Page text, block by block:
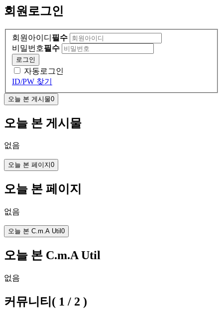
회원 로그인
회원아이디 필수
비밀번호필수
로그인
자동로그인
ID/PW 찾기
오늘 본 게시물0
오늘 본 게시물
없음
오늘 본 페이지0
오늘 본 페이지
없음
오늘 본 C.m.A Util 0
오늘 본 C.m.A Util
없음
커뮤니티 ( 1 / 2 )